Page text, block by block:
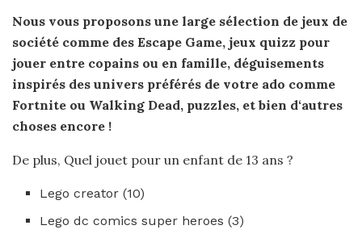
Nous vous proposons une large sélection de jeux de
société comme des Escape Game, jeux quizz pour
jouer entre copains ou en famille, déguisements
inspirés des univers préférés de votre ado comme
Fortnite ou Walking Dead, puzzles, et bien d‘autres
choses encore !
De plus, Quel jouet pour un enfant de 13 ans ?
Lego creator (10)
Lego dc comics super heroes (3)